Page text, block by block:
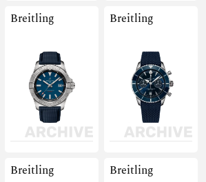
Breitling Breitling
Breitling Breitling